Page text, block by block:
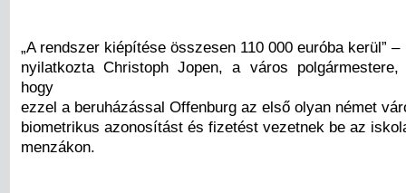
„A rendszer kiépítése összesen 110 000 euróba kerül” –
nyilatkozta Christoph Jopen, a város
hogy
ezzel a beruházással Offenburg az első olyan német
biometrikus azonosítást és fizetést vezetnek be az
menzákon.